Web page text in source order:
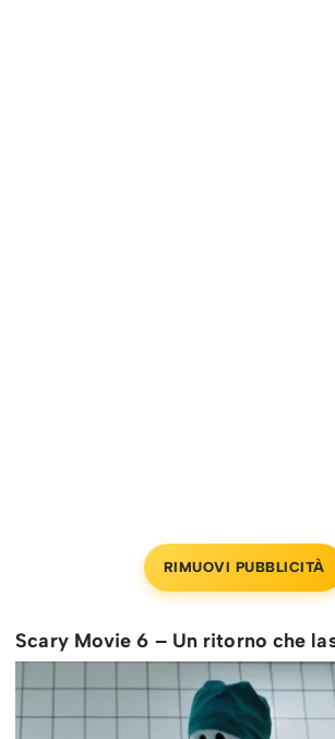
RIMUOVI PUBBLICITÀ
Scary Movie 6 – Un ritorno che